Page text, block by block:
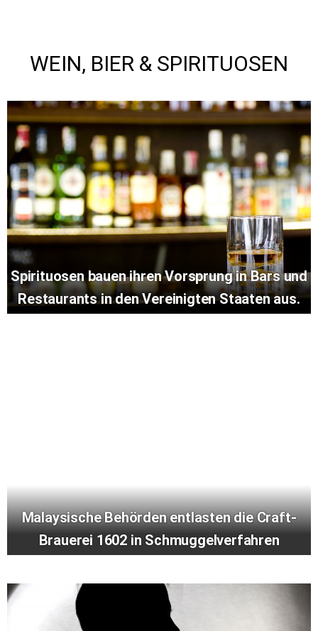
WEIN, BIER & SPIRITUOSEN
Spirituosen bauen ihren Vorsprung in Bars und
Restaurants in den Vereinigten Staaten aus.
Malaysische Behörden entlasten die Craft-
Brauerei 1602 in Schmuggelverfahren